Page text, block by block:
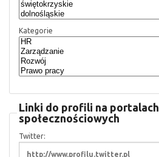
Kategorie
Linki do profili na portalach
społecznościowych
Twitter: